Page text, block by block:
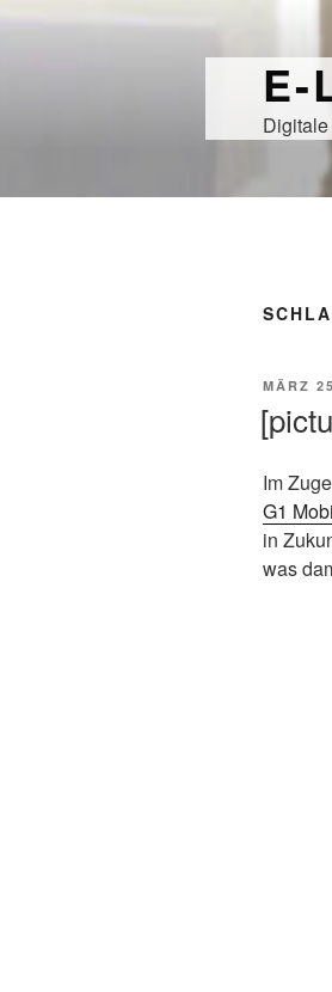
E-
MÄRZ
Im
G1
in
was